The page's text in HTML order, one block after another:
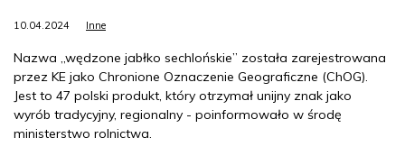
10.04.2024 Inne
Nazwa „wędzone jabłko sechlońskie” została zarejestrowana
przez KE jako Chronione Oznaczenie Geograficzne (ChOG).
Jest to 47 polski produkt, który otrzymał unijny znak jako
wyrób tradycyjny, regionalny - poinformowało w środę
ministerstwo rolnictwa.